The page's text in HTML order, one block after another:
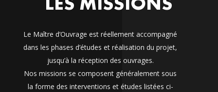
Le Maître d’Ouvrage est réellement accompagné
dans les phases d’études et réalisation du projet,
jusqu’à la réception des ouvrages.
Nos missions se composent généralement sous
la forme des interventions et études listées ci-